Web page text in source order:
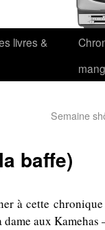
livres &
Semaine
baffe)
à cette
aux